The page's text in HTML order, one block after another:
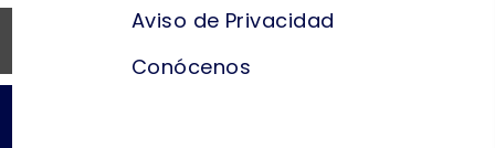
Aviso de Privacidad
Conócenos